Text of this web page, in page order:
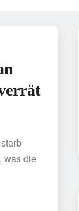
was die